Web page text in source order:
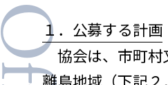
１．公募する計画
協会は、市町村
離島地域（下記２